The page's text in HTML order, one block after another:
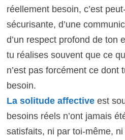
réellement besoin, c’est
sécurisante, d’une
d’un respect profond de ton
tu réalises souvent que ce
n’est pas forcément ce dont
besoin.
La solitude affectiveest
besoins réels n’ont jamais
satisfaits, ni par toi-même,